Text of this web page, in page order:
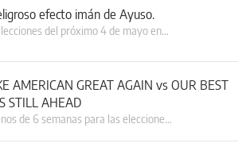
efecto imán de Ayuso.
del próximo 4 de mayo en…
AMERICAN GREAT AGAIN vs OUR BEST
STILL AHEAD
de 6 semanas para las eleccione…